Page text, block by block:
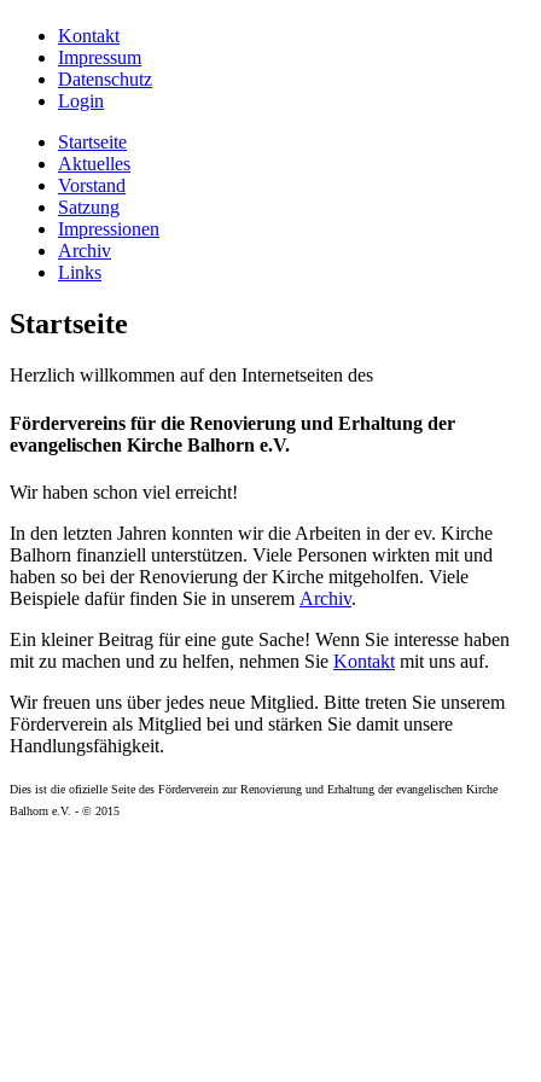
Kontakt
Impressum
Datenschutz
Login
Startseite
Aktuelles
Vorstand
Satzung
Impressionen
Archiv
Links
Startseite
Herzlich willkommen auf den Internetseiten des
Fördervereins für die Renovierung und Erhaltung der
evangelischen Kirche Balhorn e.V.
Wir haben schon viel erreicht!
In den letzten Jahren konnten wir die Arbeiten in der ev. Kirche
Balhorn finanziell unterstützen. Viele Personen wirkten mit und
haben so bei der Renovierung der Kirche mitgeholfen. Viele
Beispiele dafür finden Sie in unserem Archiv.
Ein kleiner Beitrag für eine gute Sache! Wenn Sie interesse haben
mit zu machen und zu helfen, nehmen Sie Kontakt mit uns auf.
Wir freuen uns über jedes neue Mitglied. Bitte treten Sie unserem
Förderverein als Mitglied bei und stärken Sie damit unsere
Handlungsfähigkeit.
Dies ist die ofizielle Seite des Förderverein zur Renovierung und Erhaltung der evangelischen Kirche
Balhorn e.V. - © 2015